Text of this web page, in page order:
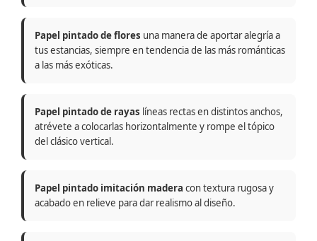
Papel pintado de flores una manera de aportar alegría a
tus estancias, siempre en tendencia de las más románticas
a las más exóticas.
Papel pintado de rayas líneas rectas en distintos anchos,
atrévete a colocarlas horizontalmente y rompe el tópico
del clásico vertical.
Papel pintado imitación madera con textura rugosa y
acabado en relieve para dar realismo al diseño.